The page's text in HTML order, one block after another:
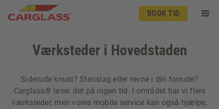
BOOK TID
Værksteder i Hovedstaden
Siderude knust? Stenslag eller revne i din forrude?
Carglass® løser det på ingen tid. I området har vi flere
værksteder, men vores mobile service kan også hjælpe,